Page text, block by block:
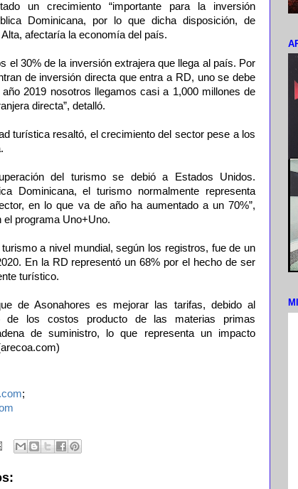
un crecimiento “importante para la inversión
Dominicana, por lo que dicha disposición, de
afectaría la economía del país.
el 30% de la inversión extrajera que llega al país. Por
de inversión directa que entra a RD, uno se debe
2019 nosotros llegamos casi a 1,000 millones de
directa”, detalló.
turística resaltó, el crecimiento del sector pese a los
del turismo se debió a Estados Unidos.
Dominicana, el turismo normalmente representa
en lo que va de año ha aumentado a un 70%”,
el programa Uno+Uno.
a nivel mundial, según los registros, fue de un
En la RD representó un 68% por el hecho de ser
turístico.
de Asonahores es mejorar las tarifas, debido al
de los costos producto de las materias primas
de suministro, lo que representa un impacto
;